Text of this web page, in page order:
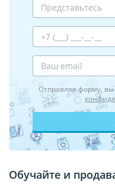
Отправляя форму,
Обучайте и